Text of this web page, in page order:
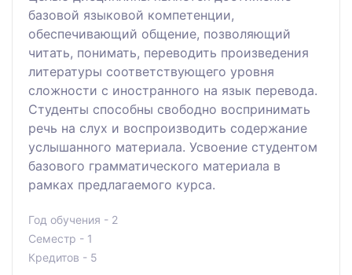
базовой языковой компетенции,
обеспечивающий общение, позволяющий
читать, понимать, переводить произведения
литературы соответствующего уровня
сложности с иностранного на язык перевода.
Студенты способны свободно воспринимать
речь на слух и воспроизводить содержание
услышанного материала. Усвоение студентом
базового грамматического материала в
рамках предлагаемого курса.
Год обучения - 2
Семестр - 1
Кредитов - 5